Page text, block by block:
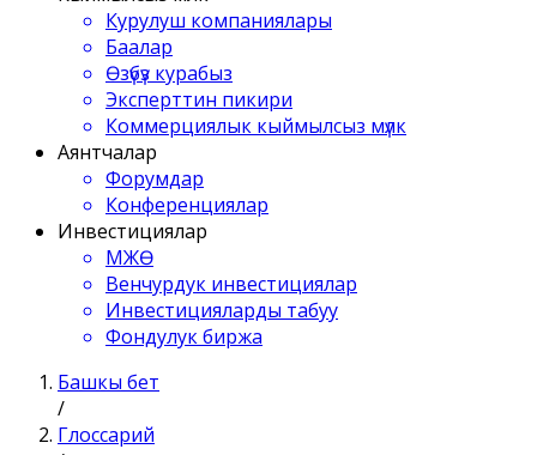
Курулуш компаниялары
Баалар
Өзүбүз курабыз
Эксперттин пикири
Коммерциялык кыймылсыз мүлк
Аянтчалар
Форумдар
Конференциялар
Инвестициялар
МЖӨ
Венчурдук инвестициялар
Инвестицияларды табуу
Фондулук биржа
Башкы бет
/
Глоссарий